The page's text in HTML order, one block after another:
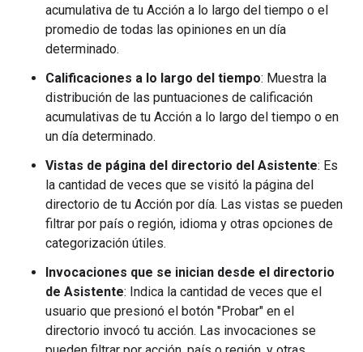
acumulativa de tu Acción a lo largo del tiempo o el
promedio de todas las opiniones en un día
determinado.
Calificaciones a lo largo del tiempo: Muestra la
distribución de las puntuaciones de calificación
acumulativas de tu Acción a lo largo del tiempo o en
un día determinado.
Vistas de página del directorio del Asistente: Es
la cantidad de veces que se visitó la página del
directorio de tu Acción por día. Las vistas se pueden
filtrar por país o región, idioma y otras opciones de
categorización útiles.
Invocaciones que se inician desde el directorio
de Asistente: Indica la cantidad de veces que el
usuario que presionó el botón "Probar" en el
directorio invocó tu acción. Las invocaciones se